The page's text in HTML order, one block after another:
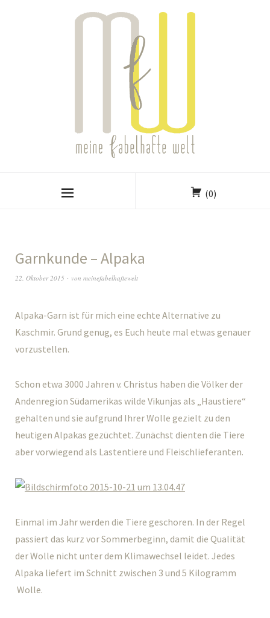
(0)
Garnkunde – Alpaka
22. Oktober 2015 von meinefabelhaftewelt
Alpaka-Garn ist für mich eine echte Alternative zu
Kaschmir. Grund genug, es Euch heute mal etwas genauer
vorzustellen.
Schon etwa 3000 Jahren v. Christus haben die Völker der
Andenregion Südamerikas wilde Vikunjas als „Haustiere“
gehalten und sie aufgrund Ihrer Wolle gezielt zu den
heutigen Alpakas gezüchtet. Zunächst dienten die Tiere
aber vorwiegend als Lastentiere und Fleischlieferanten.
Einmal im Jahr werden die Tiere geschoren. In der Regel
passiert das kurz vor Sommerbeginn, damit die Qualität
der Wolle nicht unter dem Klimawechsel leidet. Jedes
Alpaka liefert im Schnitt zwischen 3 und 5 Kilogramm
Wolle.